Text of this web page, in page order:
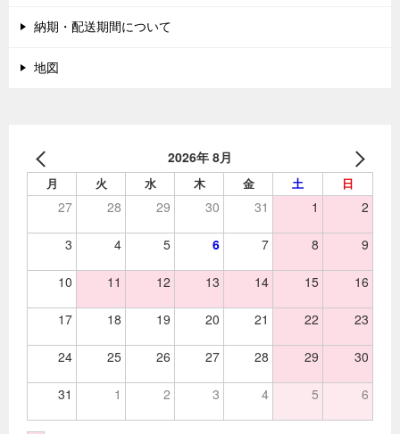
納期・配送期間について
地図
2026年 8月
月 火 水 木 金 土 日
27 28 29 30 31 1 2
3 4 5 6 7 8 9
10 11 12 13 14 15 16
17 18 19 20 21 22 23
24 25 26 27 28 29 30
31 1 2 3 4 5 6